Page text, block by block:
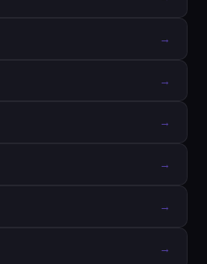
→
→
→
→
→
→